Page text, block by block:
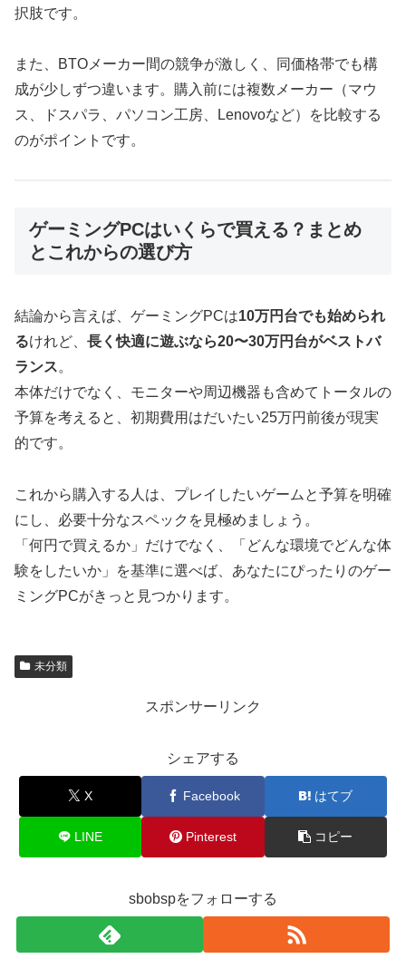
択肢です。
また、BTOメーカー間の競争が激しく、同価格帯でも構
成が少しずつ違います。購入前には複数メーカー（マウ
ス、ドスパラ、パソコン工房、Lenovoなど）を比較する
のがポイントです。
ゲーミングPCはいくらで買える？まとめ
とこれからの選び方
結論から言えば、ゲーミングPCは10万円台でも始められ
るけれど、 長く快適に遊ぶなら20〜30万円台がベストバ
ランス。
本体だけでなく、モニターや周辺機器も含めてトータルの
予算を考えると、初期費用はだいたい25万円前後が現実
的です。
これから購入する人は、プレイしたいゲームと予算を明確
にし、必要十分なスペックを見極めましょう。
「何円で買えるか」だけでなく、「どんな環境でどんな体
験をしたいか」を基準に選べば、あなたにぴったりのゲー
ミングPCがきっと見つかります。
未分類
スポンサーリンク
シェアする
X Facebook はてブ
LINE Pinterest コピー
sbobspをフォローする